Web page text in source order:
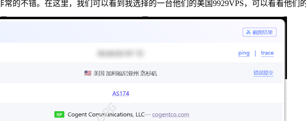
的不错。在这里，我们可以看到我选择的一台他们的美国9929VPS，可以看看他们